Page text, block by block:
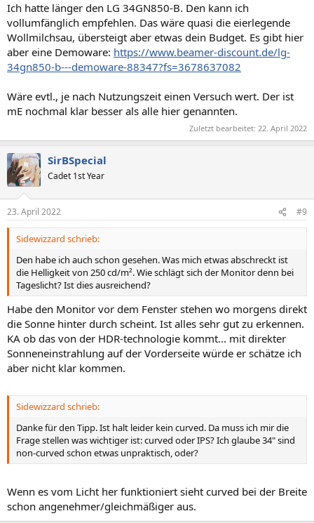
Ich hatte länger den LG 34GN850-B. Den kann ich
vollumfänglich empfehlen. Das wäre quasi die eierlegende
Wollmilchsau, übersteigt aber etwas dein Budget. Es gibt hier
aber eine Demoware: https://www.beamer-discount.de/lg-
34gn850-b---demoware-88347?fs=3678637082
Wäre evtl., je nach Nutzungszeit einen Versuch wert. Der ist
mE nochmal klar besser als alle hier genannten.
Zuletzt bearbeitet: 22. April 2022
SirBSpecial
Cadet 1st Year
23. April 2022 #9
Sidewizzard schrieb:
Den habe ich auch schon gesehen. Was mich etwas abschreckt ist
die Helligkeit von 250 cd/m². Wie schlägt sich der Monitor denn bei
Tageslicht? Ist dies ausreichend?
Habe den Monitor vor dem Fenster stehen wo morgens direkt
die Sonne hinter durch scheint. Ist alles sehr gut zu erkennen.
KA ob das von der HDR-technologie kommt... mit direkter
Sonneneinstrahlung auf der Vorderseite würde er schätze ich
aber nicht klar kommen.
Sidewizzard schrieb:
Danke für den Tipp. Ist halt leider kein curved. Da muss ich mir die
Frage stellen was wichtiger ist: curved oder IPS? Ich glaube 34" sind
non-curved schon etwas unpraktisch, oder?
Wenn es vom Licht her funktioniert sieht curved bei der Breite
schon angenehmer/gleichmäßiger aus.